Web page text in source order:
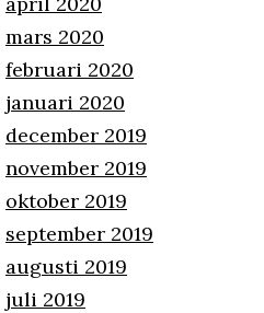
mars 2020
februari 2020
januari 2020
december 2019
november 2019
oktober 2019
september 2019
augusti 2019
juli 2019